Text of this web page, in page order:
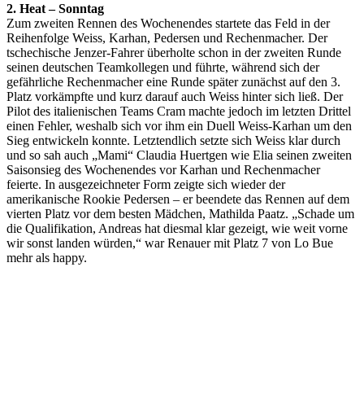
2. Heat – Sonntag
Zum zweiten Rennen des Wochenendes startete das Feld in der
Reihenfolge Weiss, Karhan, Pedersen und Rechenmacher. Der
tschechische Jenzer-Fahrer überholte schon in der zweiten Runde
seinen deutschen Teamkollegen und führte, während sich der
gefährliche Rechenmacher eine Runde später zunächst auf den 3.
Platz vorkämpfte und kurz darauf auch Weiss hinter sich ließ. Der
Pilot des italienischen Teams Cram machte jedoch im letzten Drittel
einen Fehler, weshalb sich vor ihm ein Duell Weiss-Karhan um den
Sieg entwickeln konnte. Letztendlich setzte sich Weiss klar durch
und so sah auch „Mami“ Claudia Huertgen wie Elia seinen zweiten
Saisonsieg des Wochenendes vor Karhan und Rechenmacher
feierte. In ausgezeichneter Form zeigte sich wieder der
amerikanische Rookie Pedersen – er beendete das Rennen auf dem
vierten Platz vor dem besten Mädchen, Mathilda Paatz. „Schade um
die Qualifikation, Andreas hat diesmal klar gezeigt, wie weit vorne
wir sonst landen würden,“ war Renauer mit Platz 7 von Lo Bue
mehr als happy.